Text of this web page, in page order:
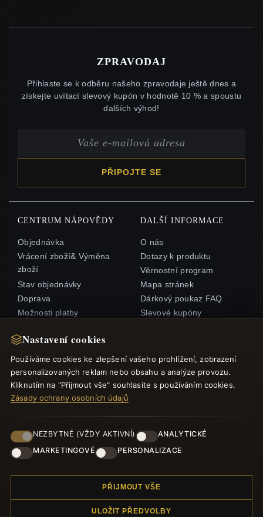
Nastavení cookies
Používáme cookies ke zlepšení vašeho prohlížení, zobrazení
personalizovaných reklam nebo obsahu a analýze provozu.
Kliknutím na "Přijmout vše" souhlasíte s používáním cookies.
Zásady ochrany osobních údajů
NEZBYTNÉ (VŽDY AKTIVNÍ)
ANALYTICKÉ
MARKETINGOVÉ
PERSONALIZACE
PŘIJMOUT VŠE
ULOŽIT PŘEDVOLBY
ZPRAVODAJ
Přihlaste se k odběru našeho zpravodaje ještě dnes a
získejte uvítací slevový kupón v hodnotě 10 % a spoustu
dalších výhod!
PŘIPOJTE SE
CENTRUM NÁPOVĚDY
Objednávka
Vrácení zboží& Výměna
zboží
Stav objednávky
Doprava
Možnosti platby
Kontaktujte nás
DALŠÍ INFORMACE
O nás
Dotazy k produktu
Věrnostní program
Mapa stránek
Dárkový poukaz FAQ
Slevové kupóny
RYCHLÉ ODKAZY
Nové produkty
Recenze
Přihlásit se
SLEDUJTE NÁS